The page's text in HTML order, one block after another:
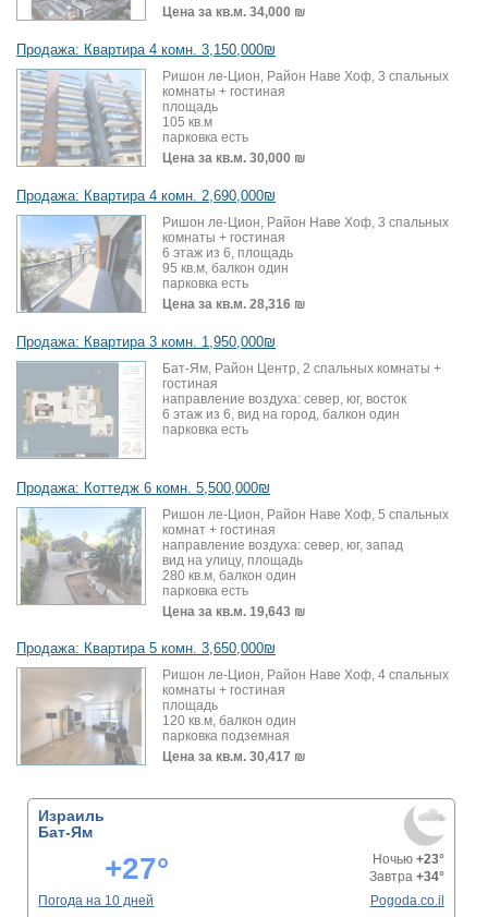
Цена за кв.м. 34,000 ₪
Продажа: Квартира 4 комн. 3,150,000₪
Ришон ле-Цион, Район Наве Хоф, 3 спальных
комнаты + гостиная
площадь
105 кв.м
парковка есть
Цена за кв.м. 30,000 ₪
Продажа: Квартира 4 комн. 2,690,000₪
Ришон ле-Цион, Район Наве Хоф, 3 спальных
комнаты + гостиная
6 этаж из 6, площадь
95 кв.м, балкон один
парковка есть
Цена за кв.м. 28,316 ₪
Продажа: Квартира 3 комн. 1,950,000₪
Бат-Ям, Район Центр, 2 спальных комнаты +
гостиная
направление воздуха: север, юг, восток
6 этаж из 6, вид на город, балкон один
парковка есть
Продажа: Коттедж 6 комн. 5,500,000₪
Ришон ле-Цион, Район Наве Хоф, 5 спальных
комнат + гостиная
направление воздуха: север, юг, запад
вид на улицу, площадь
280 кв.м, балкон один
парковка есть
Цена за кв.м. 19,643 ₪
Продажа: Квартира 5 комн. 3,650,000₪
Ришон ле-Цион, Район Наве Хоф, 4 спальных
комнаты + гостиная
площадь
120 кв.м, балкон один
парковка подземная
Цена за кв.м. 30,417 ₪
Израиль
Бат-Ям
+27° Ночью +23°
Завтра +34°
Погода на 10 дней
Pogoda.co.il